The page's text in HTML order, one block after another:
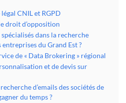
CNIL et RGPD
droit d’opposition
dans la recherche
entreprises du Grand Est ?
de « Data Brokering » régional
et de devis sur
d’emails des sociétés de
du temps ?